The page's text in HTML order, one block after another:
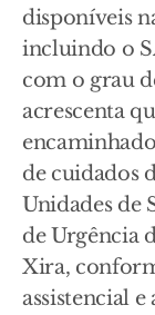
disponíveis
incluindo o
com o grau
acrescenta
de cuidados
Unidades de
de Urgência
Xira,
assistencial e